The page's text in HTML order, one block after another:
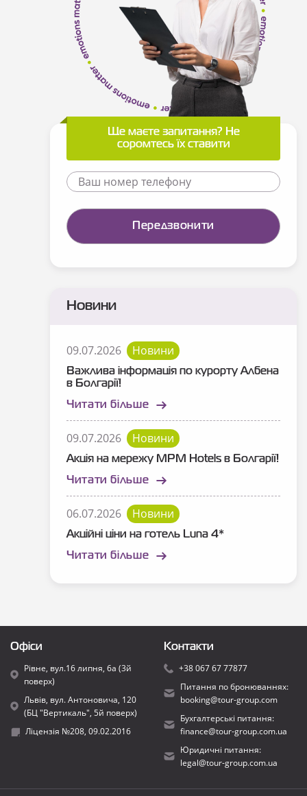
Ще маєте запитання? Не
соромтесь їх ставити
Новини
09.07.2026 Новини
Важлива інформація по курорту Албена
в Болгарії!
Читати більше
09.07.2026 Новини
Акція на мережу MPM Hotels в Болгарії!
Читати більше
06.07.2026 Новини
Акційні ціни на готель Luna 4*
Читати більше
Офіси
Рівне, вул.16 липня, 6а (3й
поверх)
Львів, вул. Антоновича, 120
(БЦ "Вертикаль", 5й поверх)
Ліцензія №208, 09.02.2016
Контакти
+38 067 67 77877
Питання по бронюваннях:
booking@tour-group.com
Бухгалтерські питання:
finance@tour-group.com.ua
Юридичні питання:
legal@tour-group.com.ua